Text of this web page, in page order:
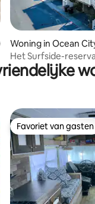
beoordeling van 4,94
Woning in Ocean
Het Surfside-
Favoriet van gasten
Favoriet van gasten